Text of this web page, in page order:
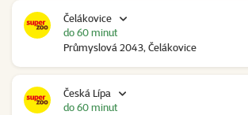
Čelákovice
Průmyslová 2043, Čelákovice
do 60 minut
Česká Lípa
do 60 minut